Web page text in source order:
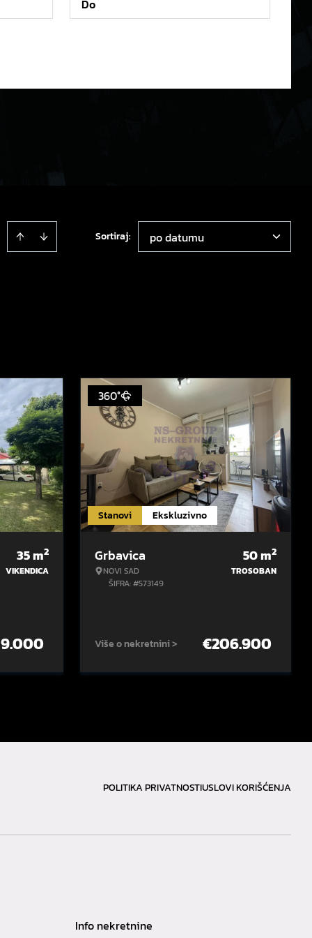
Sortiraj: po datumu
35m2
VIKENDICA
Stanovi Ekskluzivno
360°
Grbavica
NOVI SAD
ŠIFRA: #573149
50m2
TROSOBAN
Više o nekretnini > €206.900
POLITIKA PRIVATNOSTIUSLOVI KORIŠĆENJA
Info nekretnine